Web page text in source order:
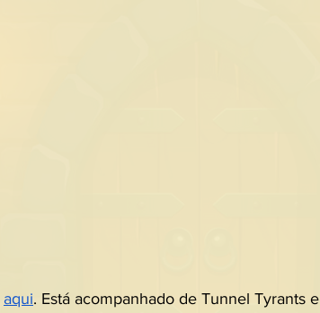
aqui. Está acompanhado de Tunnel Tyrants e